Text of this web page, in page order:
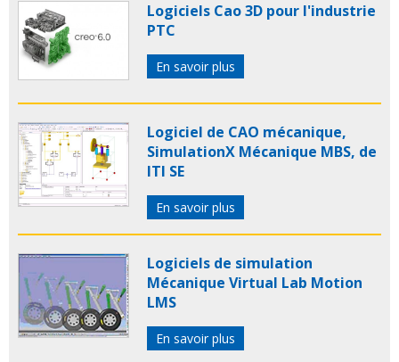
Logiciels Cao 3D pour l'industrie
PTC
En savoir plus
Logiciel de CAO mécanique,
SimulationX Mécanique MBS, de
ITI SE
En savoir plus
Logiciels de simulation
Mécanique Virtual Lab Motion
LMS
En savoir plus